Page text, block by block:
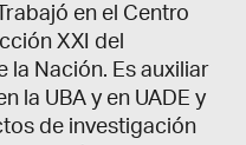
en el Centro
XXI del
la Nación. Es auxiliar
la UBA y en UADE y
de investigación